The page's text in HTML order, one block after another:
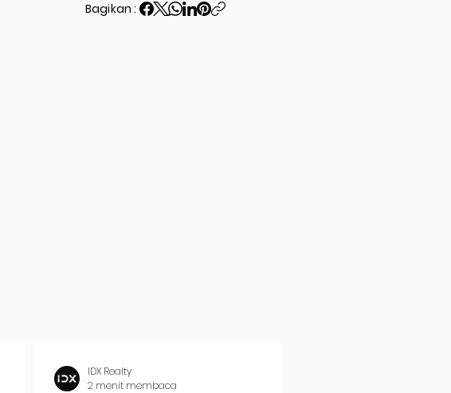
Bagikan :
IDX Realty
2 menit membaca